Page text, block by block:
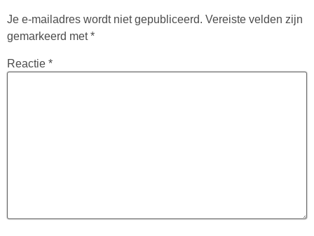
Je e-mailadres wordt niet gepubliceerd. Vereiste velden zijn
gemarkeerd met*
Reactie *